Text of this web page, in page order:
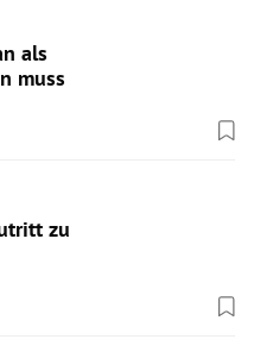
als
muss
zu